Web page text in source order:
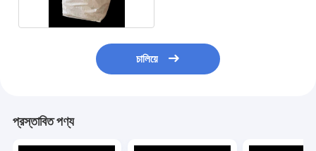
চালিয়ে
প্রস্তাবিত পণ্য